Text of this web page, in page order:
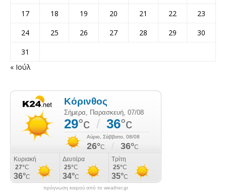
17
18 19 20 21 22
23
24
25 26 27 28 29
30
31
« Ιούλ
πρόγνωση καιρού από το weather.gr